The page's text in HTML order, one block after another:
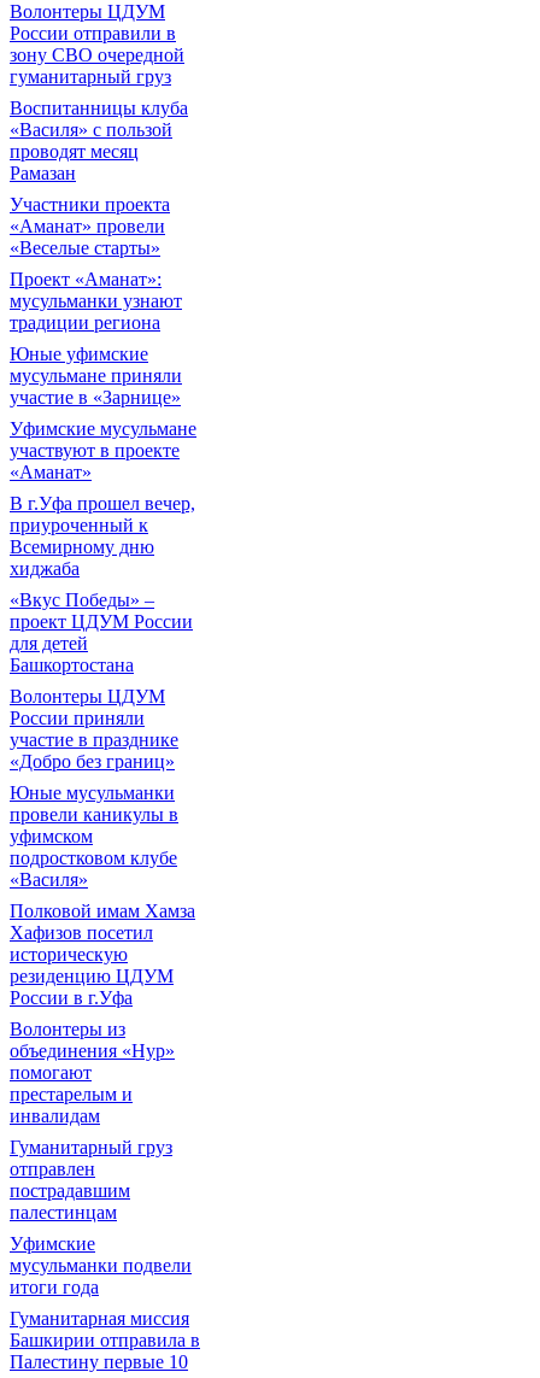
Волонтеры ЦДУМ
России отправили в
зону СВО очередной
гуманитарный груз
Воспитанницы клуба
«Василя» с пользой
проводят месяц
Рамазан
Участники проекта
«Аманат» провели
«Веселые старты»
Проект «Аманат»:
мусульманки узнают
традиции региона
Юные уфимские
мусульмане приняли
участие в «Зарнице»
Уфимские мусульмане
участвуют в проекте
«Аманат»
В г.Уфа прошел вечер,
приуроченный к
Всемирному дню
хиджаба
«Вкус Победы» –
проект ЦДУМ России
для детей
Башкортостана
Волонтеры ЦДУМ
России приняли
участие в празднике
«Добро без границ»
Юные мусульманки
провели каникулы в
уфимском
подростковом клубе
«Василя»
Полковой имам Хамза
Хафизов посетил
историческую
резиденцию ЦДУМ
России в г.Уфа
Волонтеры из
объединения «Нур»
помогают
престарелым и
инвалидам
Гуманитарный груз
отправлен
пострадавшим
палестинцам
Уфимские
мусульманки подвели
итоги года
Гуманитарная миссия
Башкирии отправила в
Палестину первые 10